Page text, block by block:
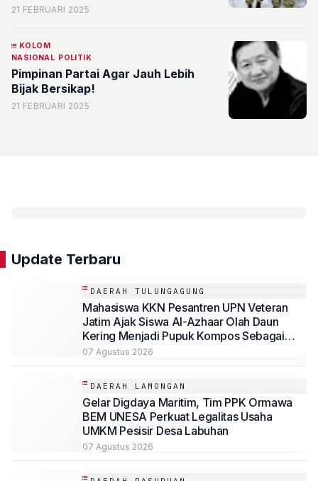
21 FEBRUARI 2025
KOLOM
NASIONAL POLITIK
Pimpinan Partai Agar Jauh Lebih
Bijak Bersikap!
21 FEBRUARI 2025
Update Terbaru
DAERAH TULUNGAGUNG
Mahasiswa KKN Pesantren UPN Veteran
Jatim Ajak Siswa Al-Azhaar Olah Daun
Kering Menjadi Pupuk Kompos Sebagai
Solusi Ramah Lingkungan
07 Agustus 2026
DAERAH LAMONGAN
Gelar Digdaya Maritim, Tim PPK Ormawa
BEM UNESA Perkuat Legalitas Usaha
UMKM Pesisir Desa Labuhan
07 Agustus 2026